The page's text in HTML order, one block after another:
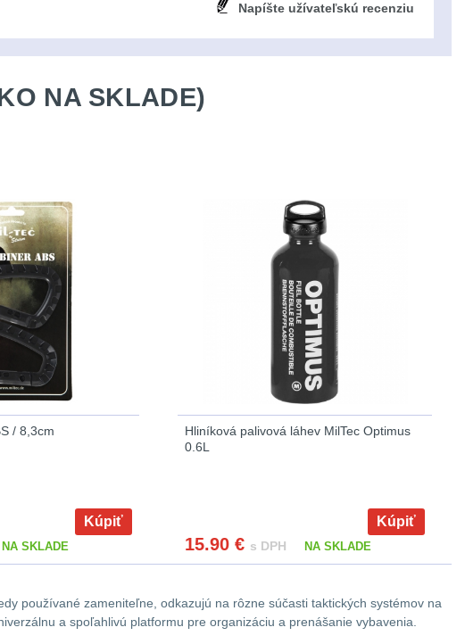
Napíšte užívateľskú recenziu
NA SKLADE)
/ 8,3cm
Kúpiť
NA SKLADE
Hliníková palivová láhev MilTec Optimus
0.6L
Kúpiť
15.90 € s DPH NA SKLADE
používané zameniteľne, odkazujú na rôzne súčasti taktických systémov na
a spoľahlivú platformu pre organizáciu a prenášanie vybavenia.